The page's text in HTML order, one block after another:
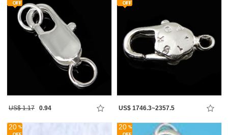
US$ 1.17 0.94 US$ 1746.3~2357.5
20 20